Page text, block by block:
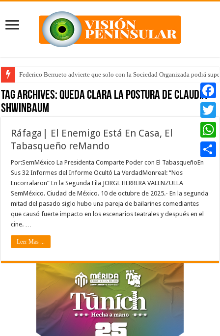
Federico Berrueto advierte que solo con la Sociedad Organizada podrá
Tag Archives:queda clara la postura de Claudia
Shwinbaum
Ráfaga| El Enemigo Está En Casa, El
Tabasqueño reMando
Por:SemMéxico La Presidenta Comparte Poder con El TabasqueñoEn
Sus 32 Informes del Informe Ocultó La VerdadMonreal: “Nos
Encorralaron” En la Segunda Fila JORGE HERRERA VALENZUELA
SemMéxico. Ciudad de México. 10 de octubre de 2025.- En la segunda
mitad del pasado siglo hubo una pareja de bailarines comediantes
que causó fuerte impacto en los escenarios teatrales y después en el
cine. …
Leer Mas ...
Twitter